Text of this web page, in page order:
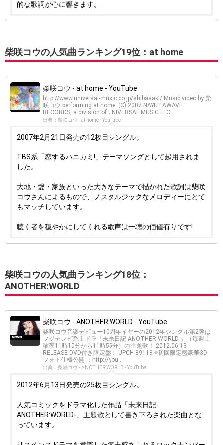
的な歌詞が心に響きます。
柴咲コウの人気曲ランキング19位：at home
柴咲コウ - at home - YouTube
http://www.universal-music.co.jp/shibasaki/ Music video by 柴
咲コウ performing at home. (C) 2007 NAYUTAWAVE
RECORDS, a division of UNIVERSAL MUSIC LLC
出典：柴咲コウ - at home - YouTube
2007年2月21日発売の12枚目シングル。
TBS系「恋するハニカミ!」テーマソングとして起用されま
した。
大地・愛・家族といった大きなテーマで描かれた歌詞は柴咲
コウさんによるもので、ノスタルジックなメロディーにとて
もマッチしています。
聴く者を穏やかにしてくれる歌声は一聴の価値有りです!
柴咲コウの人気曲ランキング18位：
ANOTHER:WORLD
柴咲コウ - ANOTHER:WORLD - YouTube
柴咲コウ音楽デビュー10周年イヤーの2012年シングル第2弾は
フジテレビ系土ドラ「未来日記-ANOTHER:WORLD-」（毎週土
曜夜11時10分から11時55分）の主題歌！ 2012.06.13
RELEASE DVD付き限定盤： UPCH-89118 ※初回限定盤豪華3D
フォト仕様公開 ：http://you...
出典：柴咲コウ - ANOTHER:WORLD - YouTube
2012年6月13日発売の25枚目シングル。
人気コミックをドラマ化した作品「未来日記-
ANOTHER:WORLD-」主題歌として書き下ろされた楽曲とな
っています。